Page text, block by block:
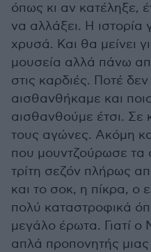
όπως κι αν κατέληξε,
να αλλάξει. Η
χρυσά. Και θα μείνει
μουσεία αλλά πάνω
στις καρδιές. Ποτέ
αισθανθήκαμε και
αισθανθούμε έτσι.
τους αγώνες. Ακόμη
που μουντζούρωσε τα
τρίτη σεζόν πλήρως
και το σοκ, η πίκρα, ο
πολύ καταστροφικά
μεγάλο έρωτα. Γιατί ο
απλά προπονητής